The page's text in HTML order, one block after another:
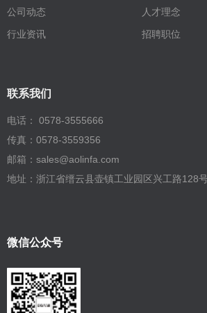
微信公众号
公司动态
行业资讯
人才理念
招聘职位
联系我们
电话： 0578-3555666
传真：0578-3559356
邮箱：sales@aolinfa.com
地址：浙江省缙云县壶镇工业园区兴工路128